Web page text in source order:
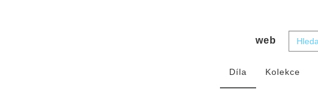
web
Díla Kolekce